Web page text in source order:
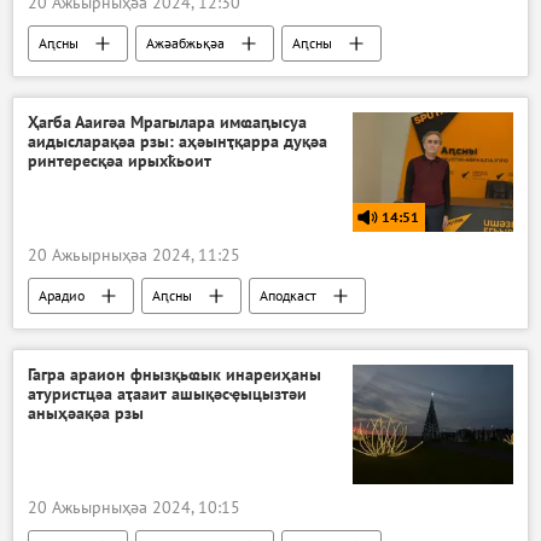
Аԥсны Ажәабжьқәа
Аԥсны
Шьамтәыла
Ҳагба Ааигәа Мрагылара имҩаԥысуа
аидысларақәа рзы: аҳәынҭқарра дуқәа
ринтересқәа ирыхҟьоит
14:51
20 Ажьырныҳәа 2024, 11:25
Арадио Аԥсны Аподкаст
Гагра араион фнызқьҩык инареиҳаны
атуристцәа аҭааит ашықәсҿыцызтәи
аныҳәақәа рзы
20 Ажьырныҳәа 2024, 10:15